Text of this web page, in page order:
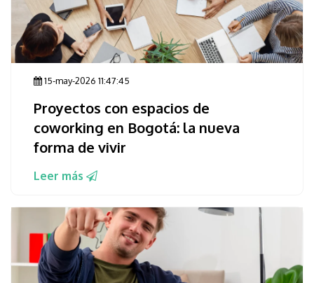
15-may-2026 11:47:45
Proyectos con espacios de
coworking en Bogotá: la nueva
forma de vivir
Leer más